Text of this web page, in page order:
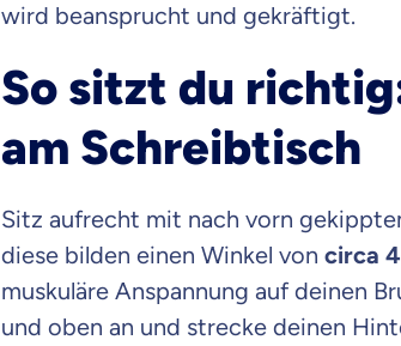
wird beansprucht und gekräftigt.
So sitzt du
am Schreibtisch
Sitz aufrecht mit nach vorn
diese bilden einen Winkel von circa
muskuläre Anspannung auf deinen
und oben an und strecke deinen